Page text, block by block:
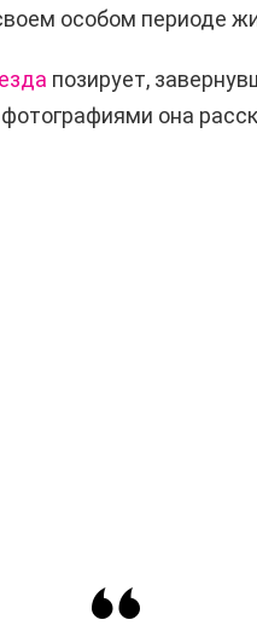
особом периоде
позирует,
она